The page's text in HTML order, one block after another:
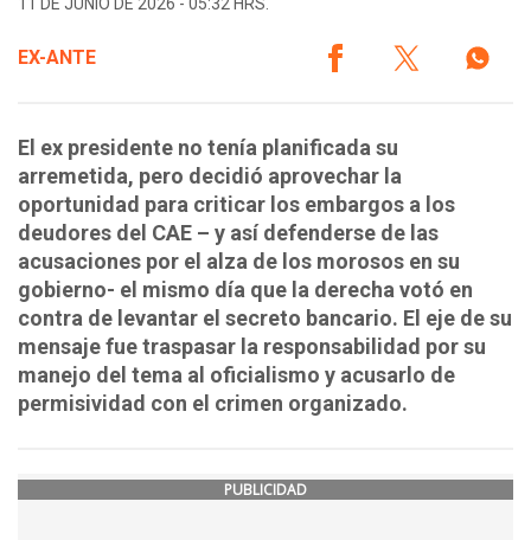
11 DE JUNIO DE 2026 - 05:32 HRS.
EX-ANTE
El ex presidente no tenía planificada su
arremetida, pero decidió aprovechar la
oportunidad para criticar los embargos a los
deudores del CAE – y así defenderse de las
acusaciones por el alza de los morosos en su
gobierno- el mismo día que la derecha votó en
contra de levantar el secreto bancario. El eje de su
mensaje fue traspasar la responsabilidad por su
manejo del tema al oficialismo y acusarlo de
permisividad con el crimen organizado.
PUBLICIDAD